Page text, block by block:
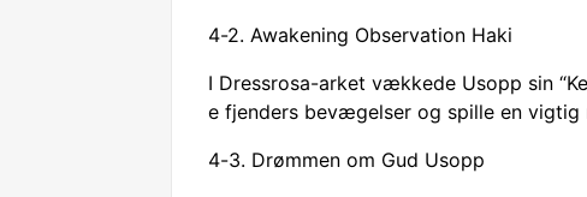
4-2. Awakening Observation Haki
I Dressrosa-arket vækkede Usopp sin
e fjenders bevægelser og spille en vigtig
4-3. Drømmen om Gud Usopp